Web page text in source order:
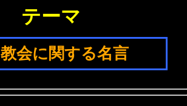
テーマ
教会に関する名言